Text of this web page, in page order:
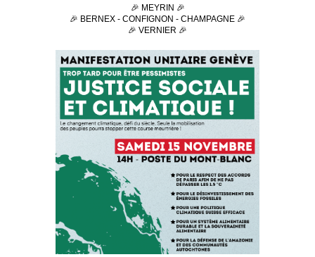
🎉 MEYRIN 🎉
🎉 BERNEX - CONFIGNON - CHAMPAGNE 🎉
🎉 VERNIER 🎉